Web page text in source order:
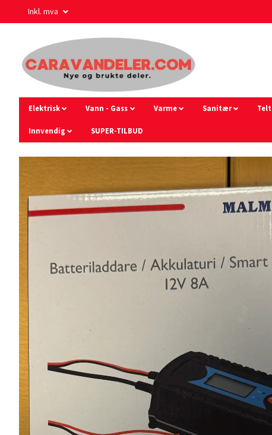
Inkl. mva
Elektrisk Vann - Gass Varme Sanitær
Innvendig SUPER-TILBUD